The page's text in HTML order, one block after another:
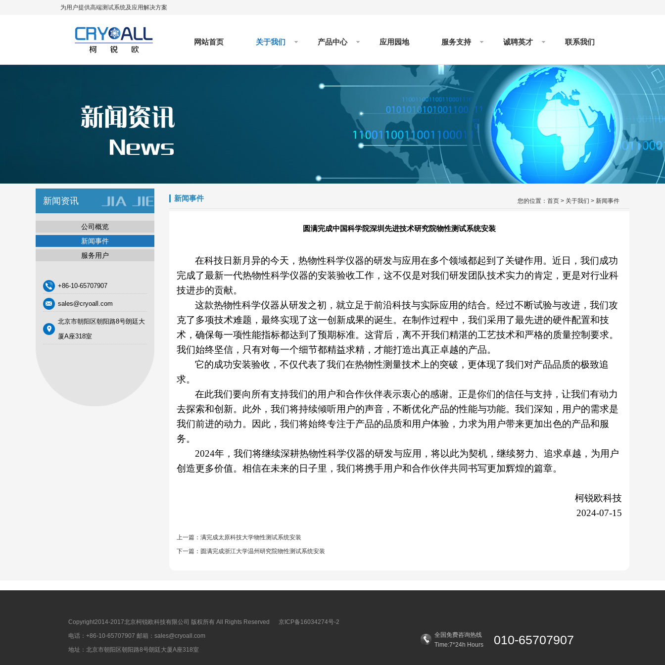
为用户提供高端测试系统及应用解决方案
网站首页 关于我们 产品中心 应用园地 服务支持 诚聘英才 联系我们
新闻资讯
公司概览
新闻事件
服务用户
+86-10-65707907
sales@cryoall.com
北京市朝阳区朝阳路8号朗廷大
厦A座318室
新闻事件 您的位置： 首页 > 关于我们 > 新闻事件
圆满完成中国科学院深圳先进技术研究院物性测试系统安装
在科技日新月异的今天，热物性科学仪器的研发与应用在多个领域都起到了关键作用。近日，我们成功
完成了最新一代热物性科学仪器的安装验收工作，这不仅是对我们研发团队技术实力的肯定，更是对行业科
技进步的贡献。
这款热物性科学仪器从研发之初，就立足于前沿科技与实际应用的结合。经过不断试验与改进，我们攻
克了多项技术难题，最终实现了这一创新成果的诞生。在制作过程中，我们采用了最先进的硬件配置和技
术，确保每一项性能指标都达到了预期标准。这背后，离不开我们精湛的工艺技术和严格的质量控制要求。
我们始终坚信，只有对每一个细节都精益求精，才能打造出真正卓越的产品。
它的成功安装验收，不仅代表了我们在热物性测量技术上的突破，更体现了我们对产品品质的极致追
求。
在此我们要向所有支持我们的用户和合作伙伴表示衷心的感谢。正是你们的信任与支持，让我们有动力
去探索和创新。此外，我们将持续倾听用户的声音，不断优化产品的性能与功能。我们深知，用户的需求是
我们前进的动力。因此，我们将始终专注于产品的品质和用户体验，力求为用户带来更加出色的产品和服
务。
2024年，我们将继续深耕热物性科学仪器的研发与应用，将以此为契机，继续努力、追求卓越，为用户
创造更多价值。相信在未来的日子里，我们将携手用户和合作伙伴共同书写更加辉煌的篇章。
柯锐欧科技
2024-07-15
上一篇： 满完成太原科技大学物性测试系统安装
下一篇： 圆满完成浙江大学温州研究院物性测试系统安装
Copyright2014-2017北京柯锐欧科技有限公司 版权所有 All Rights Reserved
京ICP备16034274号-2
电话：+86-10-65707907 邮箱：sales@cryoall.com
地址：北京市朝阳区朝阳路8号朗廷大厦A座318室
全国免费咨询热线
Time:7*24h Hours
010-65707907